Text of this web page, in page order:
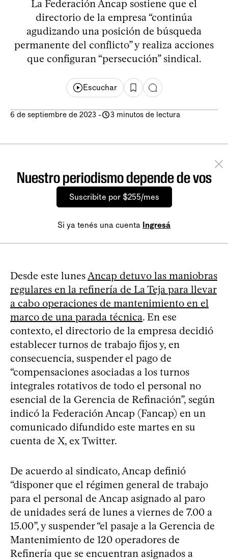
La Federación Ancap sostiene que el
directorio de la empresa “continúa
agudizando una posición de búsqueda
permanente del conflicto” y realiza acciones
que configuran “persecución” sindical.
Escuchar
6 de septiembre de 2023 - 3 minutos de lectura
Nuestro periodismo depende de vos
Suscribite por $255/mes
Si ya tenés una cuenta Ingresá
Desde este lunes Ancap detuvo las maniobras
regulares en la refinería de La Teja para llevar
a cabo operaciones de mantenimiento en el
marco de una parada técnica. En ese
contexto, el directorio de la empresa decidió
establecer turnos de trabajo fijos y, en
consecuencia, suspender el pago de
“compensaciones asociadas a los turnos
integrales rotativos de todo el personal no
esencial de la Gerencia de Refinación”, según
indicó la Federación Ancap (Fancap) en un
comunicado difundido este martes en su
cuenta de X, ex Twitter.
De acuerdo al sindicato, Ancap definió
“disponer que el régimen general de trabajo
para el personal de Ancap asignado al paro
de unidades será de lunes a viernes de 7.00 a
15.00”, y suspender “el pasaje a la Gerencia de
Mantenimiento de 120 operadores de
Refinería que se encuentran asignados a